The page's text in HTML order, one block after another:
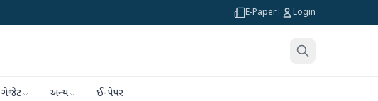
E-Paper Login
ગેજેટ અન્ય ઈ-પેપર